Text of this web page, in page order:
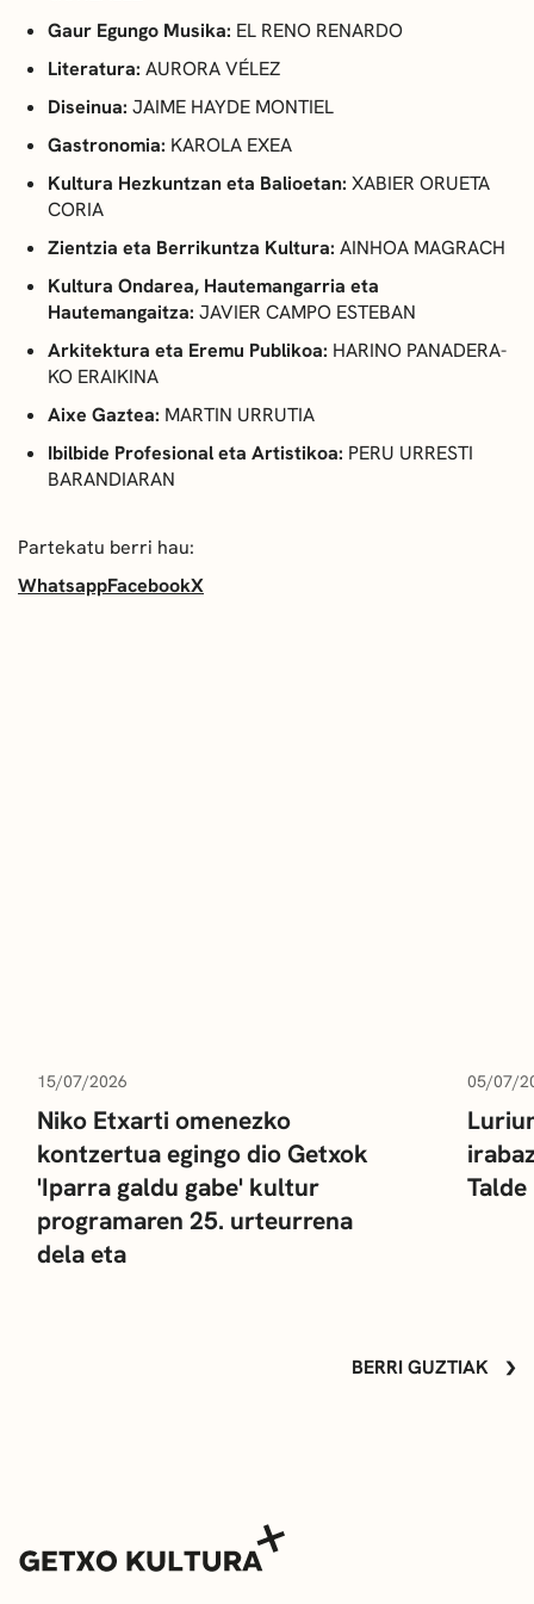
Gaur Egungo Musika: EL RENO RENARDO
Literatura: AURORA VÉLEZ
Diseinua: JAIME HAYDE MONTIEL
Gastronomia: KAROLA EXEA
Kultura Hezkuntzan eta Balioetan: XABIER ORUETA
CORIA
Zientzia eta Berrikuntza Kultura: AINHOA MAGRACH
Kultura Ondarea, Hautemangarria eta
Hautemangaitza: JAVIER CAMPO ESTEBAN
Arkitektura eta Eremu Publikoa: HARINO PANADERA-
KO ERAIKINA
Aixe Gaztea: MARTIN URRUTIA
Ibilbide Profesional eta Artistikoa: PERU URRESTI
BARANDIARAN
Partekatu berri hau:
WhatsappFacebookX
15/07/2026
Niko Etxarti omenezko
kontzertua egingo dio Getxok
'Iparra galdu gabe' kultur
programaren 25. urteurrena
dela eta
05/07/
BERRI GUZTIAK